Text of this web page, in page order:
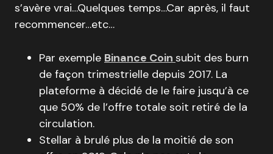
s’avère vrai…Quelques temps…Car après, il faut
recommencer…etc…
Par exemple Binance Coin subit des burn
de façon trimestrielle depuis 2017. La
plateforme à décidé de le faire jusqu’à ce
que 50% de l’offre totale soit retiré de la
circulation.
Stellar à brulé plus de la moitié de son